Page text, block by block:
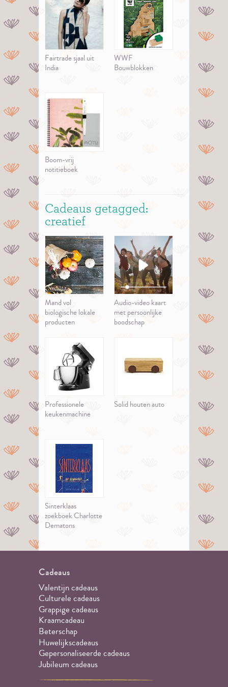
Fairtrade sjaal uit
India
WWF
Bouwblokken
Boom-vrij
notitieboek
Cadeaus getagged:
creatief
Mand vol
biologische lokale
producten
Audio-video kaart
met persoonlijke
boodschap
Professionele
keukenmachine
Solid houten auto
Sinterklaas
zoekboek Charlotte
Dematons
Cadeaus
Valentijn cadeaus
Culturele cadeaus
Grappige cadeaus
Kraamcadeau
Beterschap
Huwelijkscadeaus
Gepersonaliseerde cadeaus
Jubileum cadeaus